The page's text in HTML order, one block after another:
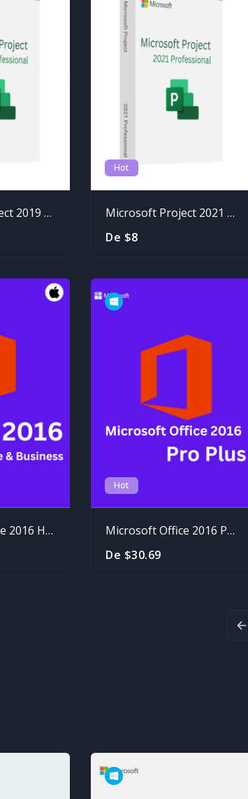
Microsoft Project 2019 Professional
Hot
Microsoft Project 2021 Professional
De $8
Microsoft Office 2016 Home And Business
Hot
Microsoft Office 2016 Professional Plus
De $30.69